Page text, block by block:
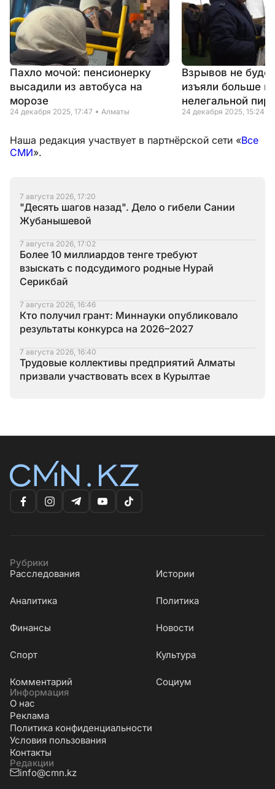
Пахло мочой: пенсионерку
высадили из автобуса на
морозе
24 декабря 2025, 17:47 Алматы
Взрывов не
изъяли больше
нелегальной
24 декабря 2025, 15:24
Наша редакция участвует в партнёрской сети «Все
СМИ».
7 августа 2026, 17:20
"Десять шагов назад". Дело о гибели Сании
Жубанышевой
7 августа 2026, 17:02
Более 10 миллиардов тенге требуют
взыскать с подсудимого родные Нурай
Серикбай
7 августа 2026, 16:46
Кто получил грант: Миннауки опубликовало
результаты конкурса на 2026–2027
7 августа 2026, 16:40
Трудовые коллективы предприятий Алматы
призвали участвовать всех в Курылтае
Рубрики
Расследования
Истории
Аналитика Политика
Финансы Новости
Cпорт Культура
Комментарий
Социум
Информация
О нас
Реклама
Политика конфиденциальности
Условия пользования
Контакты
Редакции
info@cmn.kz